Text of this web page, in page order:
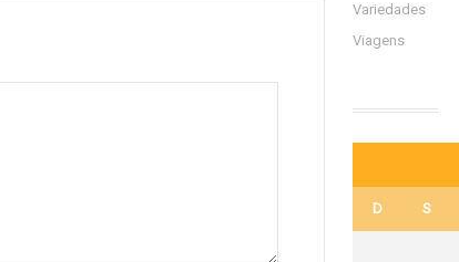
Variedades
Viagens
D S